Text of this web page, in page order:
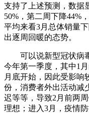
支持了上述预测，数据
50%，第二周下降44%
平均来看3月总体销量
出逐周回暖的态势。
可以说新型冠状病
今年第一季度，其中1
月底开始，因此受影响
份，消费者外出活动减
迟等等，导致2月前两
理想；进入3月，疫情